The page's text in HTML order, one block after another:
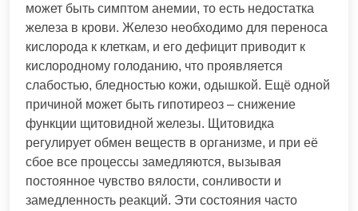
может быть симптом анемии, то есть недостатка
железа в крови. Железо необходимо для переноса
кислорода к клеткам, и его дефицит приводит к
кислородному голоданию, что проявляется
слабостью, бледностью кожи, одышкой. Ещё одной
причиной может быть гипотиреоз – снижение
функции щитовидной железы. Щитовидка
регулирует обмен веществ в организме, и при её
сбое все процессы замедляются, вызывая
постоянное чувство вялости, сонливости и
замедленность реакций. Эти состояния часто